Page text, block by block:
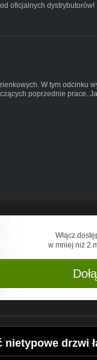
oficjalnych dystrybutorów!
W tym odcinku
poprzednie prace.
Włącz
w mniej niż 2
drzwi